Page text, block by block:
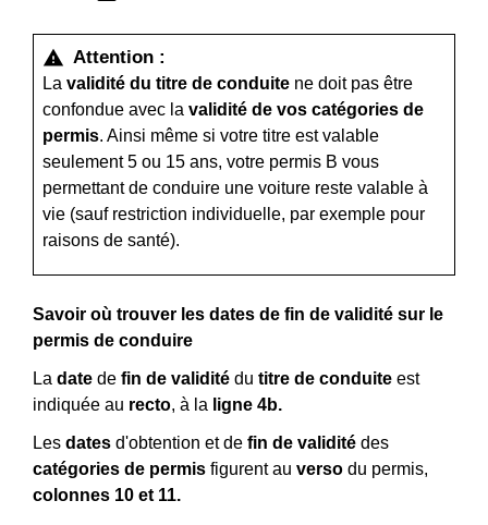
warning Attention :
La validité du titre de conduite ne doit pas être
confondue avec la validité de vos catégories de
permis. Ainsi même si votre titre est valable
seulement 5 ou 15 ans, votre permis B vous
permettant de conduire une voiture reste valable à
vie (sauf restriction individuelle, par exemple pour
raisons de santé).
Savoir où trouver les dates de fin de validité sur le
permis de conduire
La date de fin de validité du titre de conduite est
indiquée au recto, à la ligne 4b.
Les dates d'obtention et de fin de validité des
catégories de permis figurent au verso du permis,
colonnes 10 et 11.